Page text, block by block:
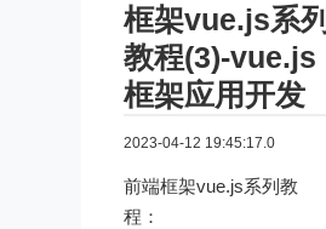
框架vue.js系列
教程(3)-vue.js
框架应用开发
2023-04-12 19:45:17.0
前端框架vue.js系列教
程：